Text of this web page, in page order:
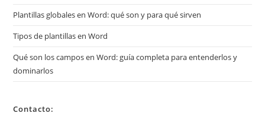
Plantillas globales en Word: qué son y para qué sirven
Tipos de plantillas en Word
Qué son los campos en Word: guía completa para entenderlos y
dominarlos
Contacto: